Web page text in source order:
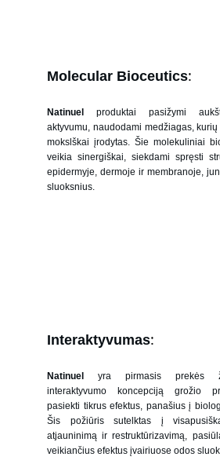
Molecular Bioceutics:
Natinuel
produktai pasižymi
aktyvumu, naudodami medžiagas,
mokslškai įrodytas. Šie molekuliniai
veikia sinergiškai, siekdami spręsti
epidermyje, dermoje ir membranoje,
sluoksnius.
Interaktyvumas:
Natinuel
yra pirmasis prekės
interaktyvumo koncepciją grožio
pasiekti tikrus efektus, panašius į
Šis požiūris sutelktas į
atjauninimą ir restruktūrizavimą,
veikiančius efektus įvairiuose odos